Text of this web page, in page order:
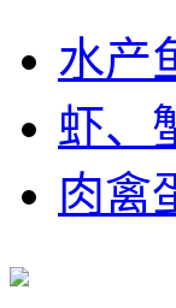
水产
虾、
肉禽